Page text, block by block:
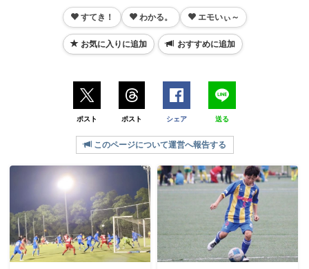
すてき！ わかる。 エモいぃ～
お気に入りに追加 おすすめに追加
ポスト ポスト シェア 送る
このページについて運営へ報告する